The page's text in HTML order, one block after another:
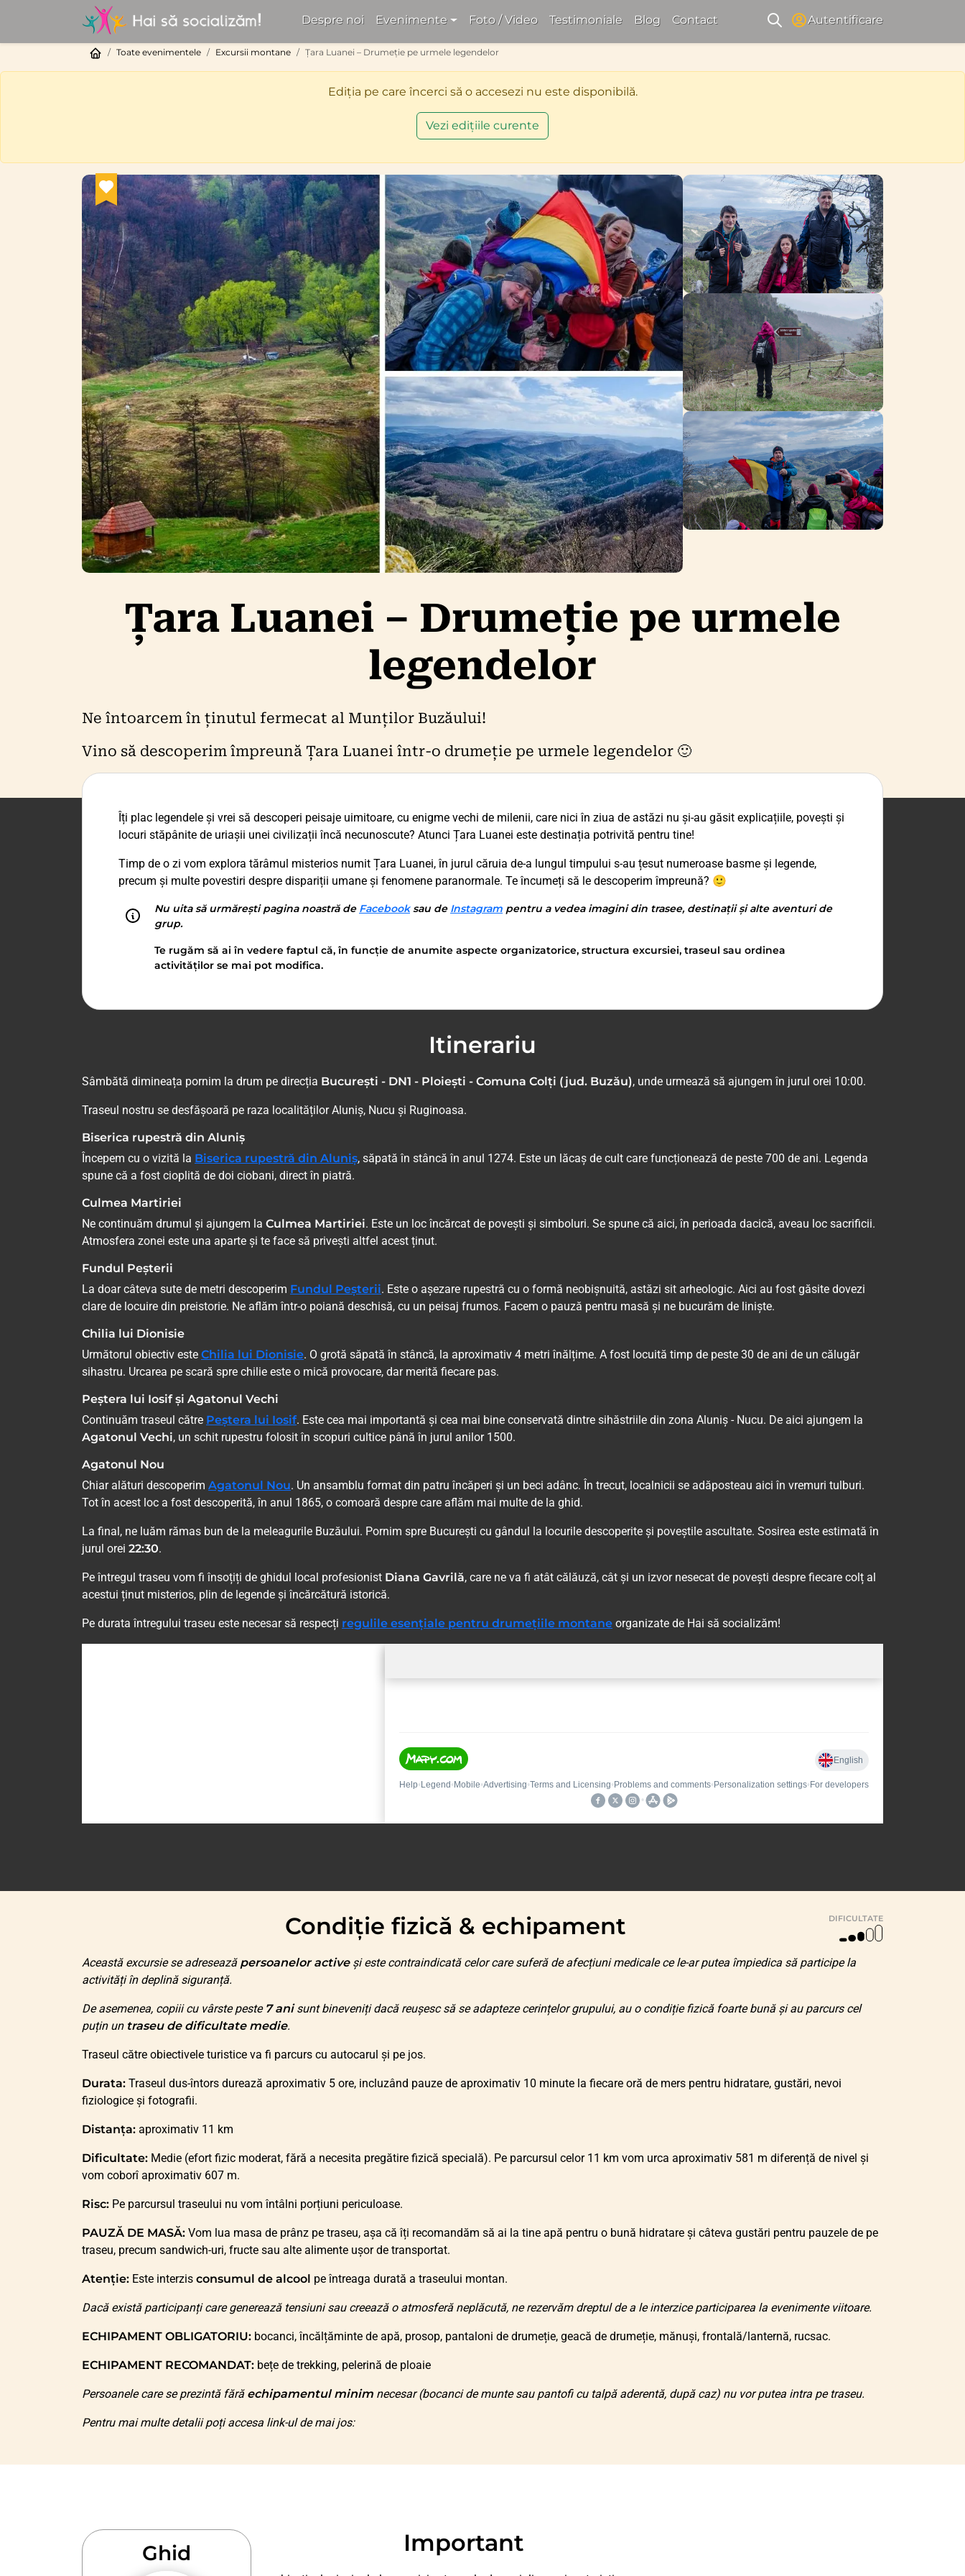
Despre noi Evenimente Foto / Video Testimoniale Blog Contact Autentificare
Toate evenimentele Excursii montane Țara Luanei – Drumeție pe urmele legendelor
Ediția pe care încerci să o accesezi nu este disponibilă.
Vezi edițiile curente
Țara Luanei – Drumeție pe urmele
legendelor
Ne întoarcem în ținutul fermecat al Munților Buzăului!
Vino să descoperim împreună Țara Luanei într-o drumeție pe urmele legendelor 🙂
Îți plac legendele și vrei să descoperi peisaje uimitoare, cu enigme vechi de milenii, care nici în ziua de astăzi nu și-au găsit explicațiile, povești și
locuri stăpânite de uriașii unei civilizații încă necunoscute? Atunci Țara Luanei este destinația potrivită pentru tine!
Timp de o zi vom explora tărâmul misterios numit Țara Luanei, în jurul căruia de-a lungul timpului s-au țesut numeroase basme și legende,
precum și multe povestiri despre dispariții umane și fenomene paranormale. Te încumeți să le descoperim împreună? 🙂
Nu uita să urmărești pagina noastră de Facebooksau de Instagram pentru a vedea imagini din trasee, destinații și alte aventuri de
grup.
Te rugăm să ai în vedere faptul că, în funcție de anumite aspecte organizatorice, structura excursiei, traseul sau ordinea
activităților se mai pot modifica.
Itinerariu
Sâmbătă dimineața pornim la drum pe direcția București - DN1 - Ploiești - Comuna Colți (jud. Buzău), unde urmează să ajungem în jurul orei 10:00.
Traseul nostru se desfășoară pe raza localităților Aluniș, Nucu și Ruginoasa.
Biserica rupestră din Aluniș
Începem cu o vizită la Biserica rupestră din Aluniș, săpată în stâncă în anul 1274. Este un lăcaș de cult care funcționează de peste 700 de ani. Legenda
spune că a fost cioplită de doi ciobani, direct în piatră.
Culmea Martiriei
Ne continuăm drumul și ajungem la Culmea Martiriei. Este un loc încărcat de povești și simboluri. Se spune că aici, în perioada dacică, aveau loc sacrificii.
Atmosfera zonei este una aparte și te face să privești altfel acest ținut.
Fundul Peșterii
La doar câteva sute de metri descoperim Fundul Peșterii. Este o așezare rupestră cu o formă neobișnuită, astăzi sit arheologic. Aici au fost găsite dovezi
clare de locuire din preistorie. Ne aflăm într-o poiană deschisă, cu un peisaj frumos. Facem o pauză pentru masă și ne bucurăm de liniște.
Chilia lui Dionisie
Următorul obiectiv este Chilia lui Dionisie. O grotă săpată în stâncă, la aproximativ 4 metri înălțime. A fost locuită timp de peste 30 de ani de un călugăr
sihastru. Urcarea pe scară spre chilie este o mică provocare, dar merită fiecare pas.
Peștera lui Iosif și Agatonul Vechi
Continuăm traseul către Peștera lui Iosif. Este cea mai importantă și cea mai bine conservată dintre sihăstriile din zona Aluniș - Nucu. De aici ajungem la
Agatonul Vechi, un schit rupestru folosit în scopuri cultice până în jurul anilor 1500.
Agatonul Nou
Chiar alături descoperim Agatonul Nou. Un ansamblu format din patru încăperi și un beci adânc. În trecut, localnicii se adăposteau aici în vremuri tulburi.
Tot în acest loc a fost descoperită, în anul 1865, o comoară despre care aflăm mai multe de la ghid.
La final, ne luăm rămas bun de la meleagurile Buzăului. Pornim spre București cu gândul la locurile descoperite și poveștile ascultate. Sosirea este estimată în
jurul orei 22:30.
Pe întregul traseu vom fi însoțiți de ghidul local profesionist Diana Gavrilă, care ne va fi atât călăuză, cât și un izvor nesecat de povești despre fiecare colț al
acestui ținut misterios, plin de legende și încărcătură istorică.
Pe durata întregului traseu este necesar să respecți regulile esențiale pentru drumețiile montane organizate de Hai să socializăm!
Condiție fizică & echipament DIFICULTATE
Această excursie se adresează persoanelor activeși este contraindicată celor care suferă de afecțiuni medicale ce le-ar putea împiedica să participe la
activități în deplină siguranță.
De asemenea, copiii cu vârste peste 7 anisunt bineveniți dacă reușesc să se adapteze cerințelor grupului, au o condiție fizică foarte bună și au parcurs cel
puțin un traseu de dificultate medie.
Traseul către obiectivele turistice va fi parcurs cu autocarul și pe jos.
Durata: Traseul dus-întors durează aproximativ 5 ore, incluzând pauze de aproximativ 10 minute la fiecare oră de mers pentru hidratare, gustări, nevoi
fiziologice și fotografii.
Distanța: aproximativ 11 km
Dificultate: Medie (efort fizic moderat, fără a necesita pregătire fizică specială). Pe parcursul celor 11 km vom urca aproximativ 581 m diferență de nivel și
vom coborî aproximativ 607 m.
Risc: Pe parcursul traseului nu vom întâlni porțiuni periculoase.
PAUZĂ DE MASĂ: Vom lua masa de prânz pe traseu, așa că îți recomandăm să ai la tine apă pentru o bună hidratare și câteva gustări pentru pauzele de pe
traseu, precum sandwich-uri, fructe sau alte alimente ușor de transportat.
Atenție: Este interzis consumul de alcool pe întreaga durată a traseului montan.
Dacă există participanți care generează tensiuni sau creează o atmosferă neplăcută, ne rezervăm dreptul de a le interzice participarea la evenimente viitoare.
ECHIPAMENT OBLIGATORIU: bocanci, încălțăminte de apă, prosop, pantaloni de drumeție, geacă de drumeție, mănuși, frontală/lanternă, rucsac.
ECHIPAMENT RECOMANDAT: bețe de trekking, pelerină de ploaie
Persoanele care se prezintă fără echipamentul minim necesar (bocanci de munte sau pantofi cu talpă aderentă, după caz) nu vor putea intra pe traseu.
Pentru mai multe detalii poți accesa link-ul de mai jos:
Ghid Important